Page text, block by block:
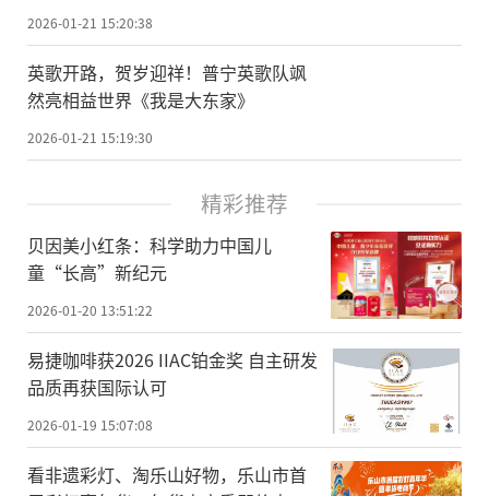
2026-01-21 15:20:38
英歌开路，贺岁迎祥！普宁英歌队飒
然亮相益世界《我是大东家》
2026-01-21 15:19:30
精彩推荐
贝因美小红条：科学助力中国儿
童“长高”新纪元
2026-01-20 13:51:22
易捷咖啡获2026 IIAC铂金奖 自主研发
品质再获国际认可
2026-01-19 15:07:08
看非遗彩灯、淘乐山好物，乐山市首